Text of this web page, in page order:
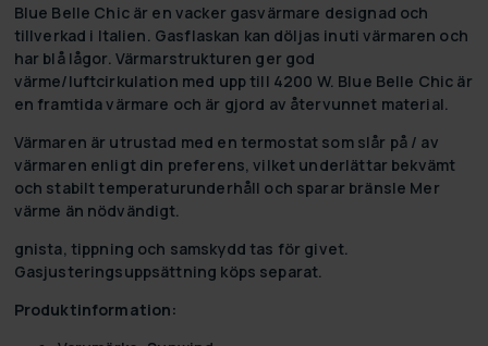
Blue Belle Chic är en vacker gasvärmare designad och
tillverkad i Italien. Gasflaskan kan döljas inuti värmaren och
har blå lågor. Värmarstrukturen ger god
värme/luftcirkulation med upp till 4200 W. Blue Belle Chic är
en framtida värmare och är gjord av återvunnet material.
Värmaren är utrustad med en termostat som slår på / av
värmaren enligt din preferens, vilket underlättar bekvämt
och stabilt temperaturunderhåll och sparar bränsle Mer
värme än nödvändigt.
gnista, tippning och samskydd tas för givet.
Gasjusteringsuppsättning köps separat.
Produktinformation: